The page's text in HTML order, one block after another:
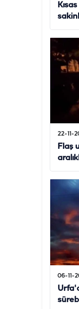
22-11-
Flaş
06-11-